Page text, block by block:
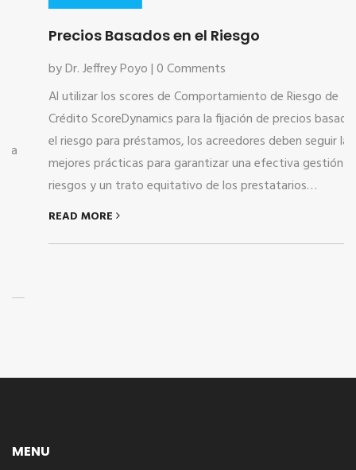
Precios Basados en el Riesgo
by Dr. Jeffrey Poyo | 0 Comments
Al utilizar los scores de Comportamiento de Riesgo de
Crédito ScoreDynamics para la fijación de precios basada en
el riesgo para préstamos, los acreedores deben seguir las
mejores prácticas para garantizar una efectiva gestión de
riesgos y un trato equitativo de los prestatarios…
READ MORE
MENU